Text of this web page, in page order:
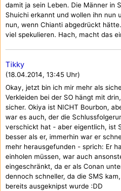
damit ja sein Leben. Die Männer in
Shuichi erkannt und wollen ihn nun
nun, wenn Chianti abgedrückt
viel spekulieren. Hach, macht das
Tikky
(18.04.2014, 13:45 Uhr)
Okay, jetzt bin ich mir mehr als
Verkleiden bei der SO hängt mit
sicher. Okiya ist NICHT Bourbon,
war es auch, der die
verschickt hat - aber eigentlich, ist
besser als er, immerhin war er
mehr herausgefunden - sprich: Er
einholen müssen, war auch
eingeschränkt, da er als Conan
dennoch schneller, da die SMS
bereits ausgeknipst wurde :DD